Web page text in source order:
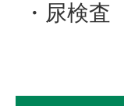
・尿検